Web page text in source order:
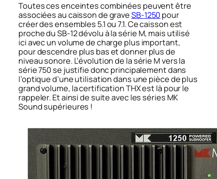
Toutes ces enceintes combinées peuvent être
associées au caisson de graveSB-1250 pour
créer des ensembles 5.1 ou 7.1. Ce caisson est
proche du SB-12 dévolu à la série M, mais utilisé
ici avec un volume de charge plus important,
pour descendre plus bas et donner plus de
niveau sonore. L’évolution de la série M vers la
série 750 se justifie donc principalement dans
l’optique d’une utilisation dans une pièce de plus
grand volume, la certification THX est là pour le
rappeler. Et ainsi de suite avec les séries MK
Sound supérieures !